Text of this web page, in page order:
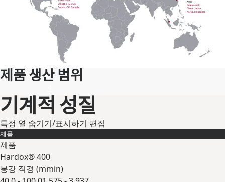
제품 생산 범위
기계적 성질
특정 열 숨기기/표시하기 편집
제품
제품
Hardox® 400
봉강 직경 (mmin)